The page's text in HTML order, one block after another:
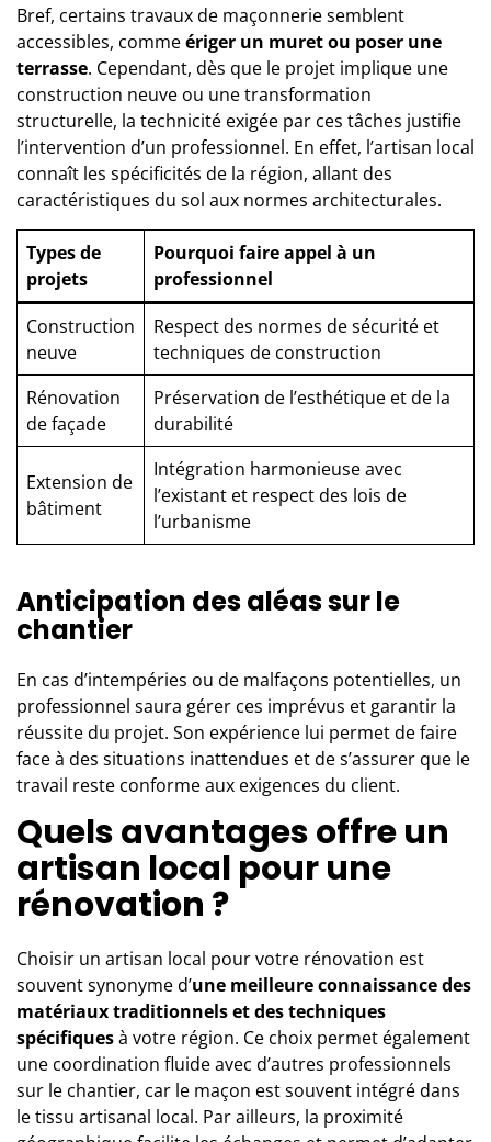
Bref, certains travaux de maçonnerie semblent
accessibles, commeériger un muret ou poser une
terrasse. Cependant, dès que le projet implique une
construction neuve ou une transformation
structurelle, la technicité exigée par ces tâches justifie
l’intervention d’un professionnel. En effet, l’artisan local
connaît les spécificités de la région, allant des
caractéristiques du sol aux normes architecturales.
Types de
projets
Pourquoi faire appel à un
professionnel
Construction
neuve
Respect des normes de sécurité et
techniques de construction
Rénovation
de façade
Préservation de l’esthétique et de la
durabilité
Extension de
bâtiment
Intégration harmonieuse avec
l’existant et respect des lois de
l’urbanisme
Anticipation des aléas sur le
chantier
En cas d’intempéries ou de malfaçons potentielles, un
professionnel saura gérer ces imprévus et garantir la
réussite du projet. Son expérience lui permet de faire
face à des situations inattendues et de s’assurer que le
travail reste conforme aux exigences du client.
Quels avantages offre un
artisan local pour une
rénovation ?
Choisir un artisan local pour votre rénovation est
souvent synonyme d’une meilleure connaissance des
matériaux traditionnels et des techniques
spécifiquesà votre région. Ce choix permet également
une coordination fluide avec d’autres professionnels
sur le chantier, car le maçon est souvent intégré dans
le tissu artisanal local. Par ailleurs, la proximité